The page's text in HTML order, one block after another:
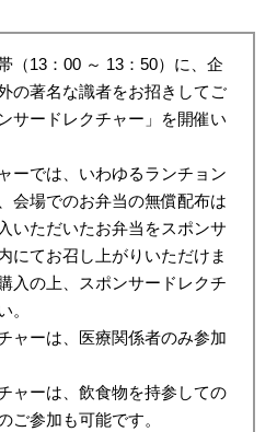
（13：00 ～ 13：50）に、企
の著名な識者をお招きしてご
サードレクチャー」を開催い
ーでは、いわゆるランチョン
会場でのお弁当の無償配布は
いただいたお弁当をスポンサ
にてお召し上がりいただけま
入の上、スポンサードレクチ
。
ャーは、医療関係者のみ参加
ャーは、飲食物を持参しての
ご参加も可能です。